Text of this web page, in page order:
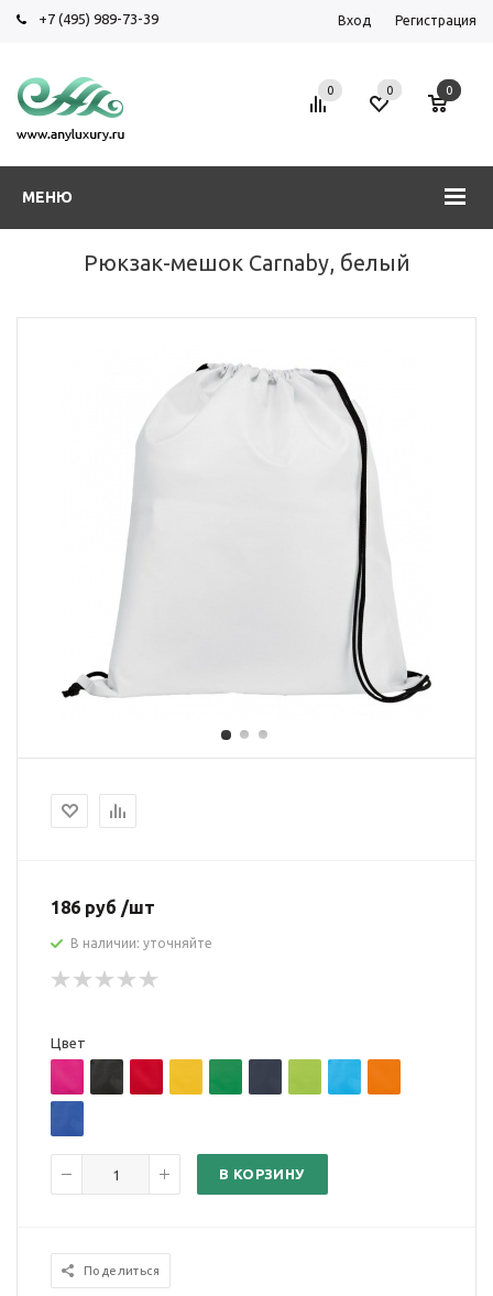
+7 (495) 989-73-39 Вход Регистрация
МЕНЮ
0 0 0
Рюкзак-мешок Carnaby, белый
186 руб /шт
В наличии: уточняйте
Цвет
В КОРЗИНУ
Поделиться